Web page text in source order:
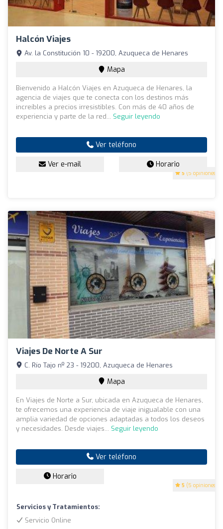
Halcón Viajes
5 (5 opiniones)
Av. la Constitución 10 - 19200, Azuqueca de Henares
Mapa
Bienvenido a Halcón Viajes en Azuqueca de Henares, la
agencia de viajes que te conecta con los destinos más
increíbles a precios irresistibles. Con más de 40 años de
experiencia y parte de la red... Seguir leyendo
Ver teléfono
Ver e-mail Horario
Viajes De Norte A Sur
5 (5 opiniones)
C. Río Tajo nº 23 - 19200, Azuqueca de Henares
Mapa
En Viajes de Norte a Sur, ubicada en Azuqueca de Henares,
te ofrecemos una experiencia de viaje inigualable con una
amplia variedad de opciones adaptadas a todos los deseos
y necesidades. Desde viajes... Seguir leyendo
Ver teléfono
Horario
Servicios y Tratamientos:
Servicio Online